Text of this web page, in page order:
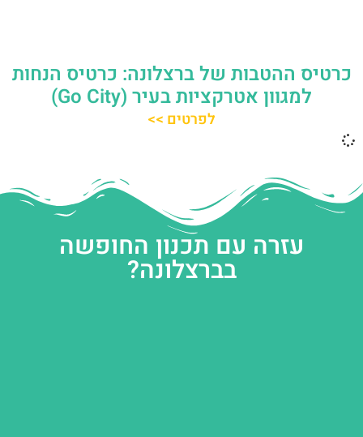
כרטיס ההטבות של ברצלונה: כרטיס הנחות
למגוון אטרקציות בעיר (Go City)
לפרטים >>
עזרה עם תכנון החופשה
בברצלונה?